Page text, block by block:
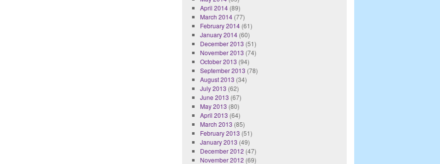
April 2014(89)
March 2014(77)
February 2014(61)
January 2014(60)
December 2013 (51)
November 2013 (74)
October 2013 (94)
September 2013 (78)
August 2013 (34)
July 2013 (62)
June 2013 (67)
May 2013 (80)
April 2013 (64)
March 2013 (85)
February 2013 (51)
January 2013 (49)
December 2012 (47)
November 2012 (69)